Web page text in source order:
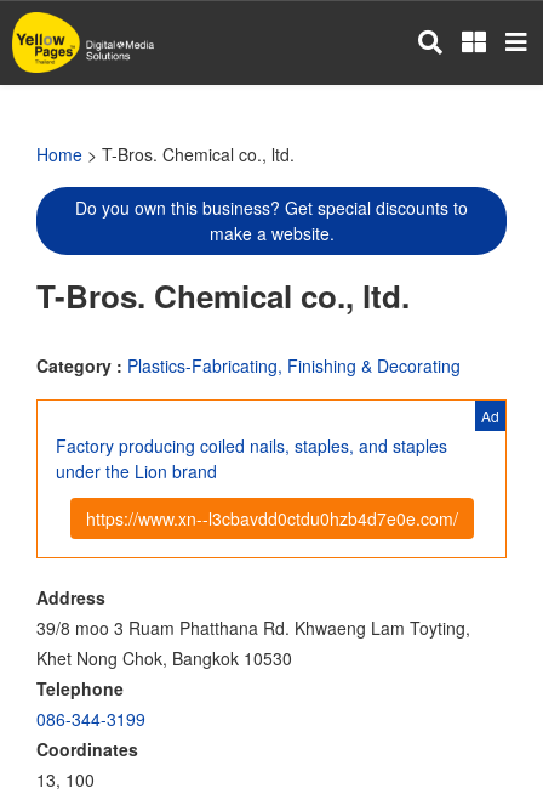
Skip
to
main
Home > T-Bros. Chemical co., ltd.
Do you own this business? Get special discounts to
make a website.
T-Bros. Chemical co., ltd.
Category : Plastics-Fabricating, Finishing & Decorating
Ad
Factory producing coiled nails, staples, and staples
under the Lion brand
https://www.xn--l3cbavdd0ctdu0hzb4d7e0e.com/
Address
39/8 moo 3 Ruam Phatthana Rd. Khwaeng Lam Toyting,
Khet Nong Chok, Bangkok 10530
Telephone
086-344-3199
Coordinates
13, 100